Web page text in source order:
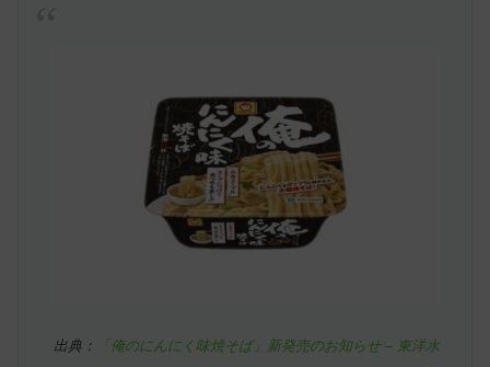
出典：
「俺のにんにく味焼そば」新発売のお知らせ – 東洋水